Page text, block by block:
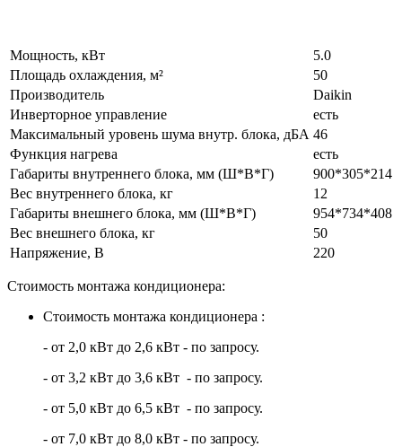
Мощность, кВт
5.0
Площадь охлаждения, м²
50
Производитель
Daikin
Инверторное управление
есть
Максимальный уровень шума внутр. блока, дБА 46
Функция нагрева
есть
Габариты внутреннего блока, мм (Ш*В*Г)
900*305*214
Вес внутреннего блока, кг
12
Габариты внешнего блока, мм (Ш*В*Г)
954*734*408
Вес внешнего блока, кг
50
Напряжение, В
220
Стоимость монтажа кондиционера:
Стоимость монтажа кондиционера :
- от 2,0 кВт до 2,6 кВт - по запросу.
- от 3,2 кВт до 3,6 кВт - по запросу.
- от 5,0 кВт до 6,5 кВт - по запросу.
- от 7,0 кВт до 8,0 кВт - по запросу.